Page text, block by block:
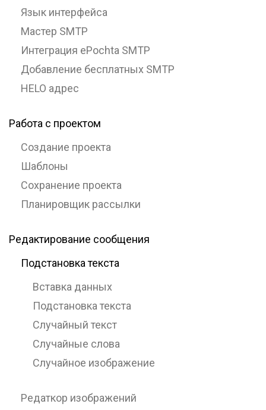
Язык интерфейса
Мастер SMTP
Интеграция ePochta SMTP
Добавление бесплатных SMTP
HELO адрес
Работа с проектом
Создание проекта
Шаблоны
Сохранение проекта
Планировщик рассылки
Редактирование сообщения
Подстановка текста
Вставка данных
Подстановка текста
Случайный текст
Случайные слова
Случайное изображение
Редаткор изображений